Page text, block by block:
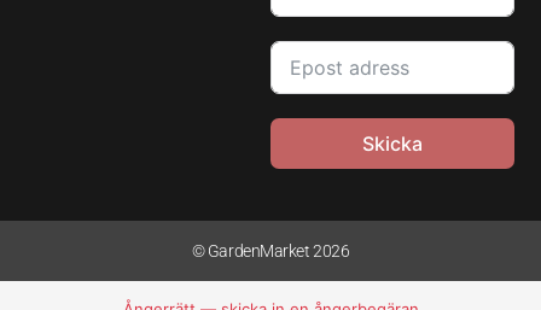
Skicka
© GardenMarket 2026